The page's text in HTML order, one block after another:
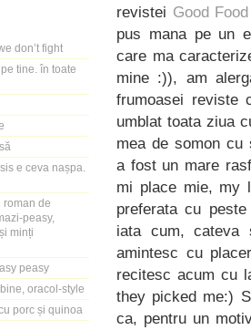
don’t fight
tine. în toate
e ceva nașpa.
roman de
peasy,
minți
peasy
oracol-style
porc și quinoa
revistei Good
pus mana pe un
care ma
mine :)), am
frumoasei reviste
umblat toata ziua
mea de somon
a fost un mare
mi place mie, my
preferata cu
iata cum,
amintesc cu
recitesc acum cu
they picked me:)
ca, pentru un